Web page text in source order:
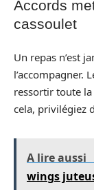
Accords
cassoulet
Un repas n’est
l’accompagner.
ressortir toute
cela, privilégiez
A lire aussi
wings